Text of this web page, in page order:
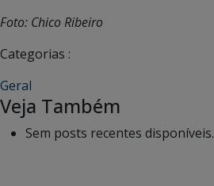
Foto: Chico Ribeiro
Categorias :
Geral
Veja Também
Sem posts recentes disponíveis.